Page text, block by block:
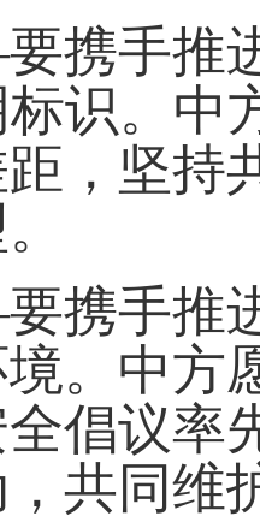
推进
识。中
，坚持
推进
。中方
倡议率
共同维